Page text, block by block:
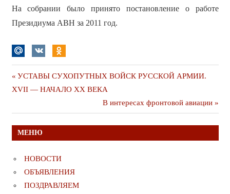
На собрании было принято постановление о работе
Президиума АВН за 2011 год.
Навигация
записям
Предыдущая
публикация
УСТАВЫ СУХОПУТНЫХ ВОЙСК РУССКОЙ АРМИИ.
XVII — НАЧАЛО ХХ ВЕКА
Следующая
публикация
В интересах фронтовой авиации
МЕНЮ
НОВОСТИ
ОБЪЯВЛЕНИЯ
ПОЗДРАВЛЯЕМ